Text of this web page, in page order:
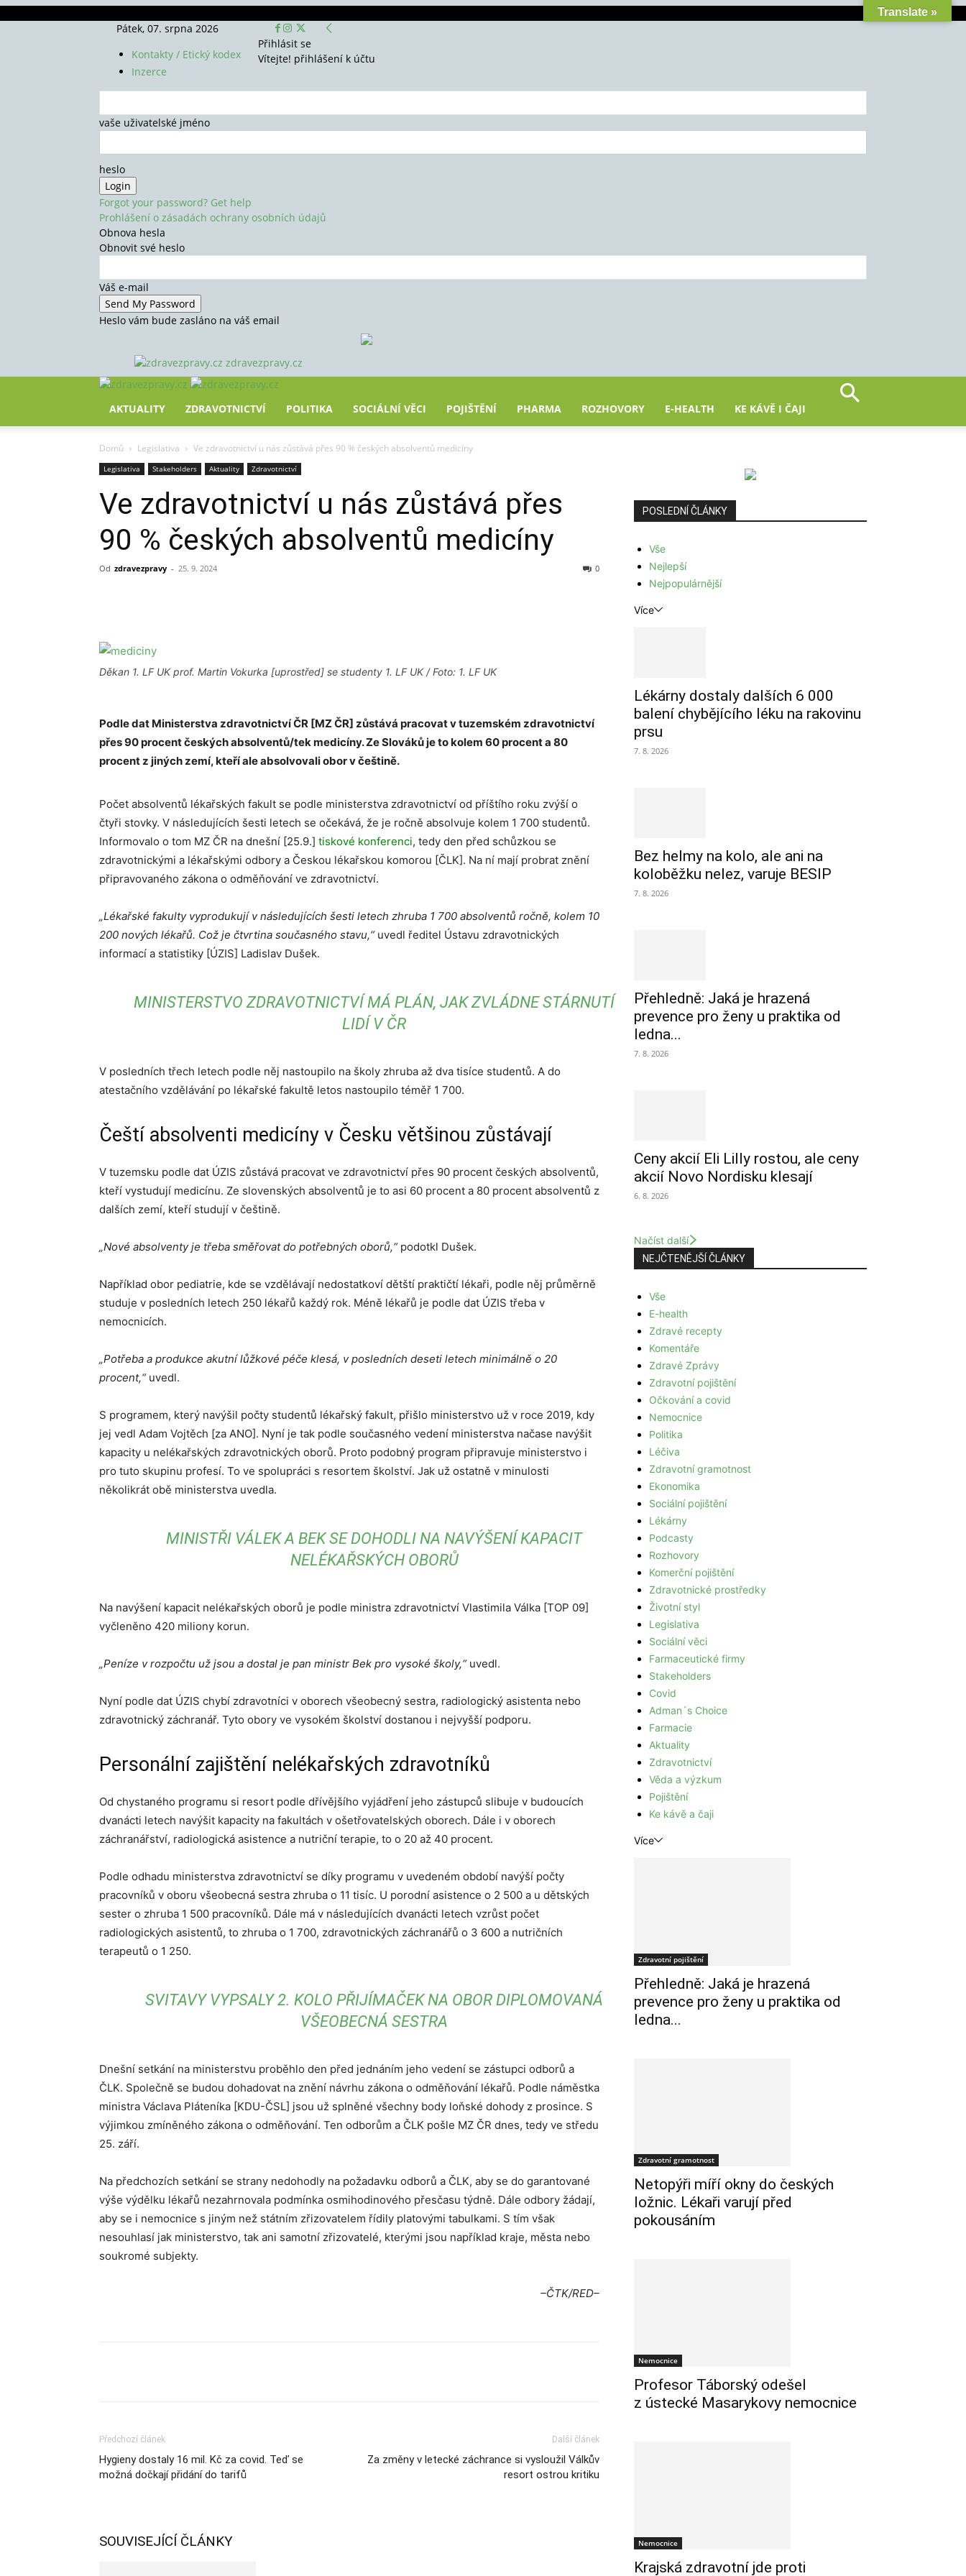
Pátek, 07. srpna 2026
Kontakty / Etický kodex
Inzerce
Přihlásit se
Vítejte! přihlášení k účtu
vaše uživatelské jméno
heslo
Forgot your password? Get help
Prohlášení o zásadách ochrany osobních údajů
Obnova hesla
Obnovit své heslo
Váš e-mail
Heslo vám bude zasláno na váš email
zdravezpravy.cz
AKTUALITY ZDRAVOTNICTVÍ POLITIKA SOCIÁLNÍ VĚCI POJIŠTĚNÍ PHARMA ROZHOVORY E-HEALTH KE KÁVĚ I ČAJI
Domů Legislativa Ve zdravotnictví u nás zůstává přes 90 % českých absolventů medicíny
Legislativa Stakeholders Aktuality Zdravotnictví
Ve zdravotnictví u nás zůstává přes
90 % českých absolventů medicíny
Od zdravezpravy - 25. 9. 2024 0
Děkan 1. LF UK prof. Martin Vokurka [uprostřed] se studenty 1. LF UK / Foto: 1. LF UK
Podle dat Ministerstva zdravotnictví ČR [MZ ČR] zůstává pracovat v tuzemském zdravotnictví
přes 90 procent českých absolventů/tek medicíny. Ze Slováků je to kolem 60 procent a 80
procent z jiných zemí, kteří ale absolvovali obor v češtině.
Počet absolventů lékařských fakult se podle ministerstva zdravotnictví od příštího roku zvýší o
čtyři stovky. V následujících šesti letech se očekává, že je ročně absolvuje kolem 1 700 studentů.
Informovalo o tom MZ ČR na dnešní [25.9.] tiskové konferenci, tedy den před schůzkou se
zdravotnickými a lékařskými odbory a Českou lékařskou komorou [ČLK]. Na ní mají probrat znění
připravovaného zákona o odměňování ve zdravotnictví.
„Lékařské fakulty vyprodukují v následujících šesti letech zhruba 1 700 absolventů ročně, kolem 10
200 nových lékařů. Což je čtvrtina současného stavu,“uvedl ředitel Ústavu zdravotnických
informací a statistiky [ÚZIS] Ladislav Dušek.
MINISTERSTVO ZDRAVOTNICTVÍ MÁ PLÁN, JAK ZVLÁDNE STÁRNUTÍ
LIDÍ V ČR
V posledních třech letech podle něj nastoupilo na školy zhruba až dva tisíce studentů. A do
atestačního vzdělávání po lékařské fakultě letos nastoupilo téměř 1 700.
Čeští absolventi medicíny v Česku většinou zůstávají
V tuzemsku podle dat ÚZIS zůstává pracovat ve zdravotnictví přes 90 procent českých absolventů,
kteří vystudují medicínu. Ze slovenských absolventů je to asi 60 procent a 80 procent absolventů z
dalších zemí, kteří studují v češtině.
„Nové absolventy je třeba směřovat do potřebných oborů,“podotkl Dušek.
Například obor pediatrie, kde se vzdělávají nedostatkoví dětští praktičtí lékaři, podle něj průměrně
studuje v posledních letech 250 lékařů každý rok. Méně lékařů je podle dat ÚZIS třeba v
nemocnicích.
„Potřeba a produkce akutní lůžkové péče klesá, v posledních deseti letech minimálně o 20
procent,“uvedl.
S programem, který navýšil počty studentů lékařský fakult, přišlo ministerstvo už v roce 2019, kdy
jej vedl Adam Vojtěch [za ANO]. Nyní je tak podle současného vedení ministerstva načase navýšit
kapacity u nelékařských zdravotnických oborů. Proto podobný program připravuje ministerstvo i
pro tuto skupinu profesí. To ve spolupráci s resortem školství. Jak už ostatně v minulosti
několikrát obě ministerstva uvedla.
MINISTŘI VÁLEK A BEK SE DOHODLI NA NAVÝŠENÍ KAPACIT
NELÉKAŘSKÝCH OBORŮ
Na navýšení kapacit nelékařských oborů je podle ministra zdravotnictví Vlastimila Válka [TOP 09]
vyčleněno 420 miliony korun.
„Peníze v rozpočtu už jsou a dostal je pan ministr Bek pro vysoké školy,“uvedl.
Nyní podle dat ÚZIS chybí zdravotníci v oborech všeobecný sestra, radiologický asistenta nebo
zdravotnický záchranář. Tyto obory ve vysokém školství dostanou i nejvyšší podporu.
Personální zajištění nelékařských zdravotníků
Od chystaného programu si resort podle dřívějšího vyjádření jeho zástupců slibuje v budoucích
dvanácti letech navýšit kapacity na fakultách v ošetřovatelských oborech. Dále i v oborech
záchranářství, radiologická asistence a nutriční terapie, to o 20 až 40 procent.
Podle odhadu ministerstva zdravotnictví se díky programu v uvedeném období navýší počty
pracovníků v oboru všeobecná sestra zhruba o 11 tisíc. U porodní asistence o 2 500 a u dětských
sester o zhruba 1 500 pracovníků. Dále má v následujících dvanácti letech vzrůst počet
radiologických asistentů, to zhruba o 1 700, zdravotnických záchranářů o 3 600 a nutričních
terapeutů o 1 250.
SVITAVY VYPSALY 2. KOLO PŘIJÍMAČEK NA OBOR DIPLOMOVANÁ
VŠEOBECNÁ SESTRA
Dnešní setkání na ministerstvu proběhlo den před jednáním jeho vedení se zástupci odborů a
ČLK. Společně se budou dohadovat na znění návrhu zákona o odměňování lékařů. Podle náměstka
ministra Václava Pláteníka [KDU-ČSL] jsou už splněné všechny body loňské dohody z prosince. S
výjimkou zmíněného zákona o odměňování. Ten odborům a ČLK pošle MZ ČR dnes, tedy ve středu
25. září.
Na předchozích setkání se strany nedohodly na požadavku odborů a ČLK, aby se do garantované
výše výdělku lékařů nezahrnovala podmínka osmihodinového přesčasu týdně. Dále odbory žádají,
aby se i nemocnice s jiným než státním zřizovatelem řídily platovými tabulkami. S tím však
nesouhlasí jak ministerstvo, tak ani samotní zřizovatelé, kterými jsou například kraje, města nebo
soukromé subjekty.
–ČTK/RED–
Předchozí článek
Hygieny dostaly 16 mil. Kč za covid. Teď se
možná dočkají přidání do tarifů
Další článek
Za změny v letecké záchrance si vysloužil Válkův
resort ostrou kritiku
SOUVISEJÍCÍ ČLÁNKY
POSLEDNÍ ČLÁNKY
Vše
Nejlepší
Nejpopulárnější
Více
Lékárny dostaly dalších 6 000
balení chybějícího léku na rakovinu
prsu
7. 8. 2026
Bez helmy na kolo, ale ani na
koloběžku nelez, varuje BESIP
7. 8. 2026
Přehledně: Jaká je hrazená
prevence pro ženy u praktika od
ledna...
7. 8. 2026
Ceny akcií Eli Lilly rostou, ale ceny
akcií Novo Nordisku klesají
6. 8. 2026
Načíst další
NEJČTENĚJŠÍ ČLÁNKY
Vše
E-health
Zdravé recepty
Komentáře
Zdravé Zprávy
Zdravotní pojištění
Očkování a covid
Nemocnice
Politika
Léčiva
Zdravotní gramotnost
Ekonomika
Sociální pojištění
Lékárny
Podcasty
Rozhovory
Komerční pojištění
Zdravotnické prostředky
Životní styl
Legislativa
Sociální věci
Farmaceutické firmy
Stakeholders
Covid
Adman´s Choice
Farmacie
Aktuality
Zdravotnictví
Věda a výzkum
Pojištění
Ke kávě a čaji
Více
Zdravotní pojištění
Přehledně: Jaká je hrazená
prevence pro ženy u praktika od
ledna...
Zdravotní gramotnost
Netopýři míří okny do českých
ložnic. Lékaři varují před
pokousáním
Nemocnice
Profesor Táborský odešel
z ústecké Masarykovy nemocnice
Nemocnice
Krajská zdravotní jde proti
Translate »